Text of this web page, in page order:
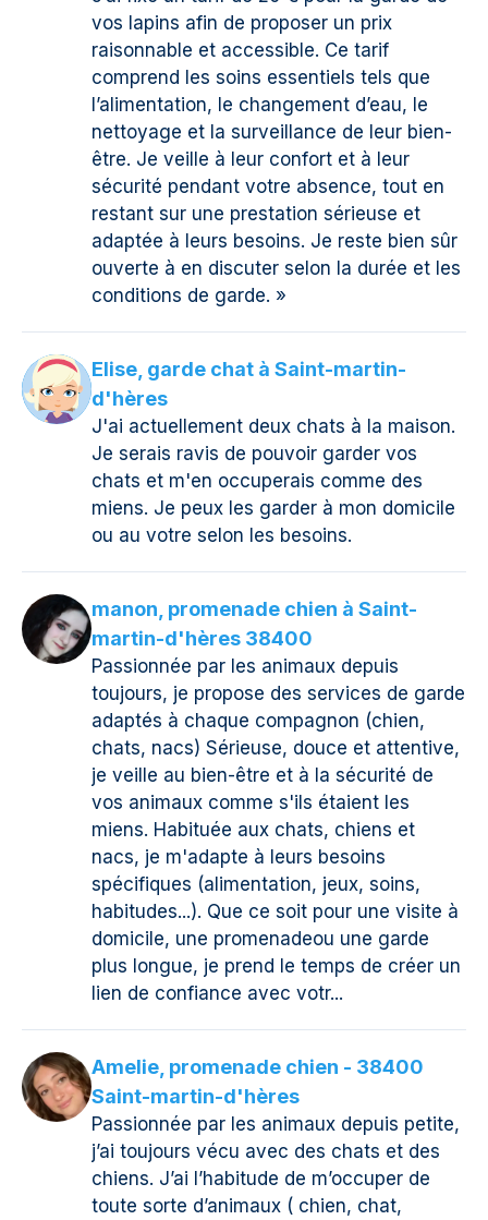
vos lapins afin de proposer un prix
raisonnable et accessible. Ce tarif
comprend les soins essentiels tels que
l’alimentation, le changement d’eau, le
nettoyage et la surveillance de leur bien-
être. Je veille à leur confort et à leur
sécurité pendant votre absence, tout en
restant sur une prestation sérieuse et
adaptée à leurs besoins. Je reste bien sûr
ouverte à en discuter selon la durée et les
conditions de garde. »
Elise, garde chat à Saint-martin-
d'hères
J'ai actuellement deux chats à la maison.
Je serais ravis de pouvoir garder vos
chats et m'en occuperais comme des
miens. Je peux les garder à mon domicile
ou au votre selon les besoins.
manon, promenade chien à Saint-
martin-d'hères 38400
Passionnée par les animaux depuis
toujours, je propose des services de garde
adaptés à chaque compagnon (chien,
chats, nacs) Sérieuse, douce et attentive,
je veille au bien-être et à la sécurité de
vos animaux comme s'ils étaient les
miens. Habituée aux chats, chiens et
nacs, je m'adapte à leurs besoins
spécifiques (alimentation, jeux, soins,
habitudes...). Que ce soit pour une visite à
domicile, une promenadeou une garde
plus longue, je prend le temps de créer un
lien de confiance avec votr...
Amelie, promenade chien - 38400
Saint-martin-d'hères
Passionnée par les animaux depuis petite,
j’ai toujours vécu avec des chats et des
chiens. J’ai l’habitude de m’occuper de
toute sorte d’animaux ( chien, chat,